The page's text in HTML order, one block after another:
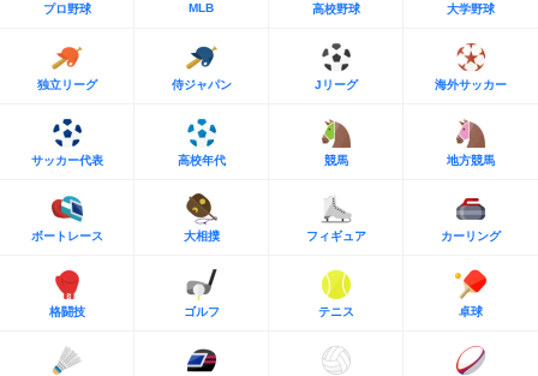
プロ野球 MLB 高校野球 大学野球
独立リーグ 侍ジャパン Jリーグ 海外サッカー
サッカー代表 高校年代 競馬 地方競馬
ボートレース 大相撲 フィギュア カーリング
格闘技 ゴルフ テニス 卓球